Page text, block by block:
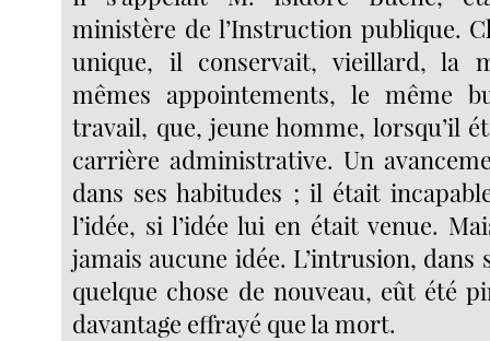
ministère de l’Instruction publique.
unique, il conservait, vieillard, la
mêmes appointements, le même
travail, que, jeune homme, lorsqu’il
carrière administrative. Un
dans ses habitudes ; il était
l’idée, si l’idée lui en était venue.
jamais aucune idée. L’intrusion, dans
quelque chose de nouveau, eût été
davantage effrayé que la mort.